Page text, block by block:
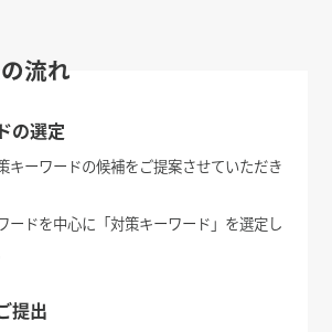
流れ
の選定
キーワードの候補をご提案させていただき
ードを中心に「対策キーワード」を選定し
提出